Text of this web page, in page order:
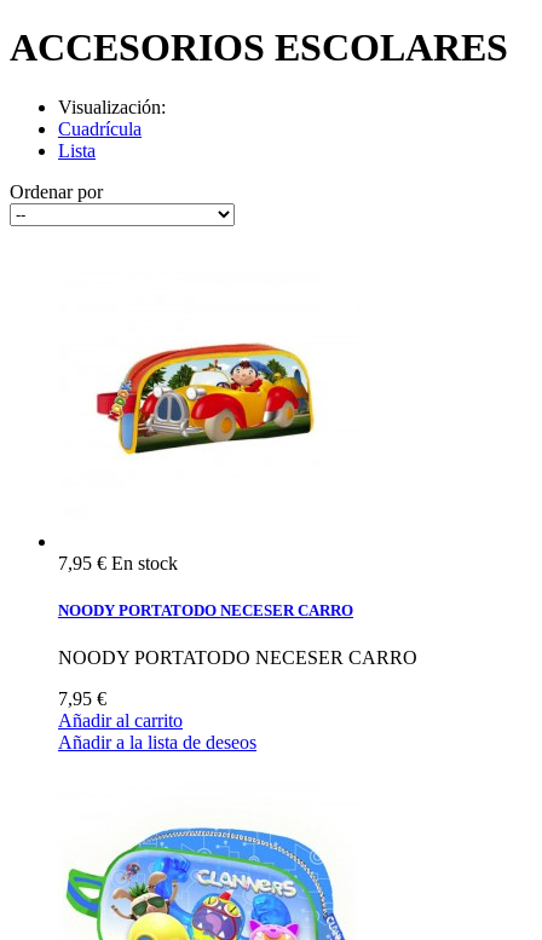
ACCESORIOS ESCOLARES
Visualización:
Cuadrícula
Lista
Ordenar por
7,95 € En stock
NOODY PORTATODO NECESER CARRO
NOODY PORTATODO NECESER CARRO
7,95 €
Añadir al carrito
Añadir a la lista de deseos